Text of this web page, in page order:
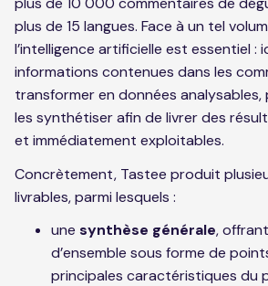
plus de 15 langues. Face à un tel
l’intelligence artificielle est essentiel :
informations contenues dans les
transformer en données
les synthétiser afin de livrer des
et immédiatement exploitables.
Concrètement, Tastee produit
livrables, parmi lesquels :
une synthèse générale,
d’ensemble sous forme de
principales caractéristiques du